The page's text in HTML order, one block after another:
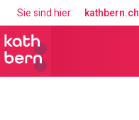
Sie sind hier: kathbern.ch